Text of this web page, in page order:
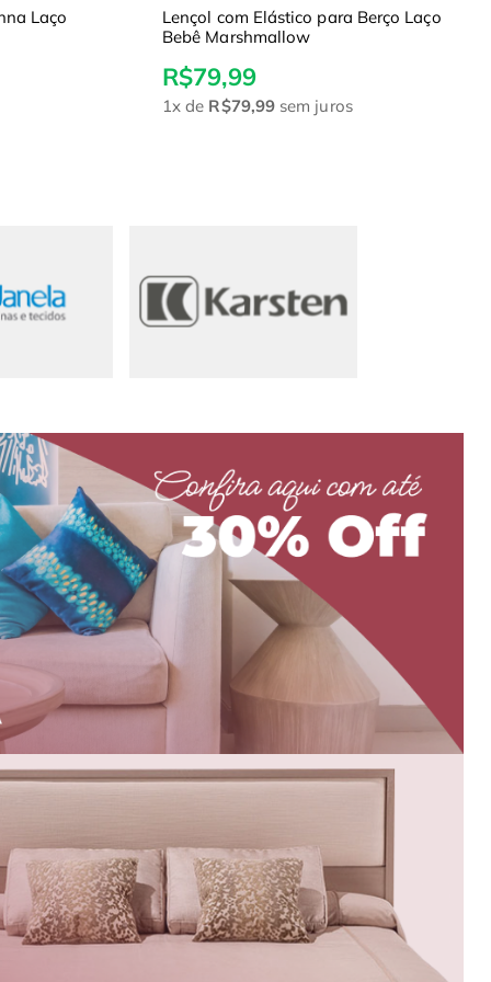
Laço
Lençol com Elástico para Berço Laço
Bebê Marshmallow
R$79,99
1x de R$79,99 sem juros